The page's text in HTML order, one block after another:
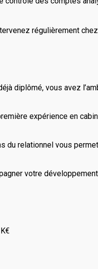
régulièrement
diplômé, vous avez
expérience en
du relationnel vous
votre